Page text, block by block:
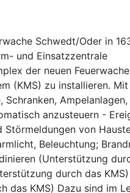
Schwedt/Oder in
und Einsatzzentrale
der neuen
(KMS) zu installieren.
anzusteuern -
von
Beleuchtung;
(Unterstützung
durch das
das KMS) Dazu sind im